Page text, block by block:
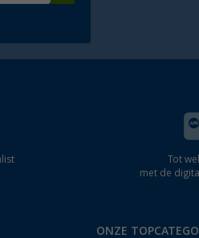
Tot
met de
ONZE